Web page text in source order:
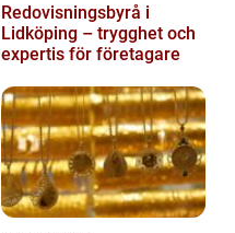
Redovisningsbyrå i
Lidköping – trygghet och
expertis för företagare